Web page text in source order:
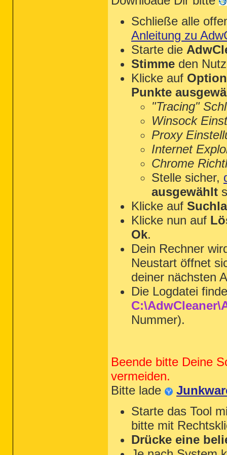
Schließe alle
Anleitung zu
Starte die
Stimme den
Klicke auf
Punkte
"Tracing"
Winsock
Proxy
Internet
Chrome
Stelle sicher,
ausgewählt
Klicke auf
Klicke nun auf
Ok.
Dein Rechner
Neustart öffnet
deiner nächsten
Die Logdatei
Nummer).
Beende bitte Deine
vermeiden.
Bitte lade
Starte das Tool
bitte mit
Drücke eine